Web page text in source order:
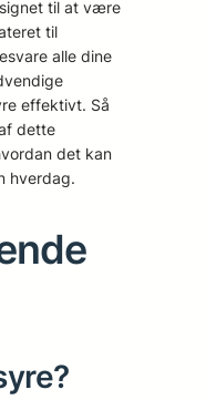
til at være
til
alle dine
effektivt. Så
dette
det kan
hverdag.